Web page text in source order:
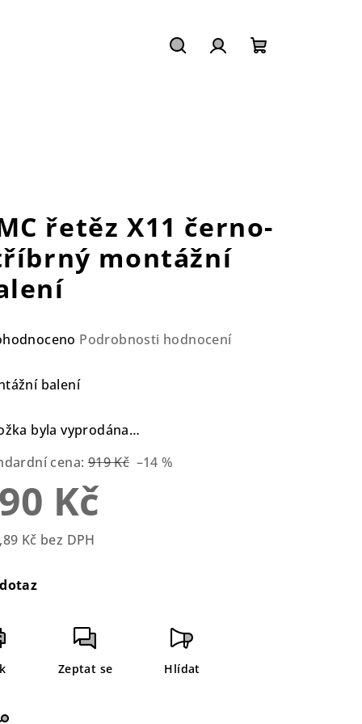
řetěz X11 černo-
montážní
Podrobnosti hodnocení
balení
byla vyprodána…
cena: 919 Kč –14 %
Kč
Kč bez DPH
Zeptat se Hlídat